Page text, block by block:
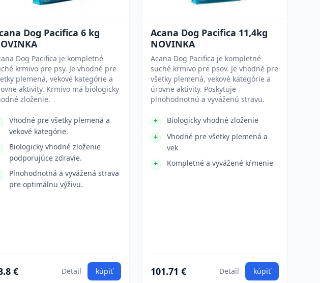
Dog Pacifica 6 kg
Dog Pacifica je kompletné
krmivo pre psy. Je vhodné pre
plemená, vekové kategórie a
aktivity. Krmivo má biologicky
zloženie.
Vhodné pre všetky plemená a
vekové kategórie.
Biologicky vhodné zloženie
podporujúce zdravie.
Plnohodnotná a vyvážená strava
pre optimálnu výživu.
€ Detail kúpiť
Acana Dog Pacifica 11,4kg
NOVINKA
Acana Dog Pacifica je kompletné
suché krmivo pre psov. Je vhodné pre
všetky plemená, vekové kategórie a
úrovne aktivity. Poskytuje
plnohodnotnú a vyváženú stravu.
Biologicky vhodné zloženie
Vhodné pre všetky plemená a
vek
Kompletné a vyvážené kŕmenie
101.71 € Detail kúpiť